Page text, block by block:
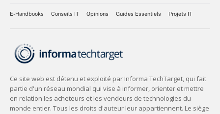
E-Handbooks Conseils IT Opinions Guides Essentiels Projets IT